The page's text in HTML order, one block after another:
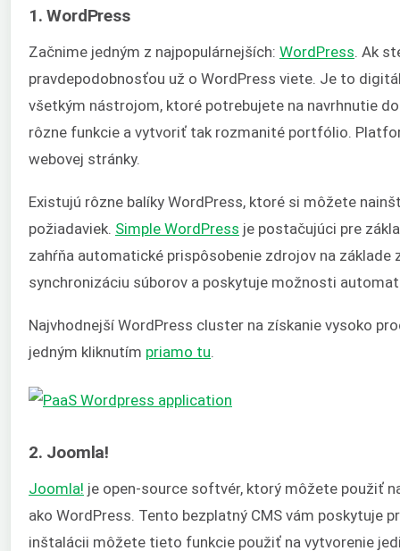
1. WordPress
Začnime jedným z najpopulárnejších: WordPress . Ak
pravdepodobnosťou už o WordPress viete. Je to
všetkým nástrojom, ktoré potrebujete na navrhnutie
rôzne funkcie a vytvoriť tak rozmanité portfólio.
webovej stránky.
Existujú rôzne balíky WordPress, ktoré si môžete
požiadaviek. Simple WordPress je postačujúci pre
zahŕňa automatické prispôsobenie zdrojov na
synchronizáciu súborov a poskytuje možnosti
Najvhodnejší WordPress cluster na získanie vysoko
jedným kliknutím priamo tu.
2. Joomla!
Joomla! je open-source softvér, ktorý môžete použiť
ako WordPress. Tento bezplatný CMS vám poskytuje
inštalácii môžete tieto funkcie použiť na vytvorenie